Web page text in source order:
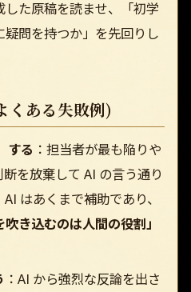
した原稿を読ませ、「初学
問を持つか」を先回りし
くある失敗例)
する ：担当者が最も陥りや
を放棄して AI の言う通り
はあくまで補助であり、
吹き込むのは人間の役割」
：AI から強烈な反論を出さ